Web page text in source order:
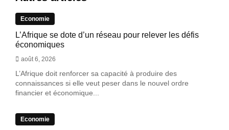
Economie
L’Afrique se dote d’un réseau pour relever les défis
économiques
août 6, 2026
L’Afrique doit renforcer sa capacité à produire des
connaissances si elle veut peser dans le nouvel ordre
financier et économique...
Economie